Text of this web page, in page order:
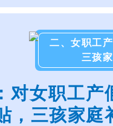
二、女职工
三孩
对女职工
，三孩家庭